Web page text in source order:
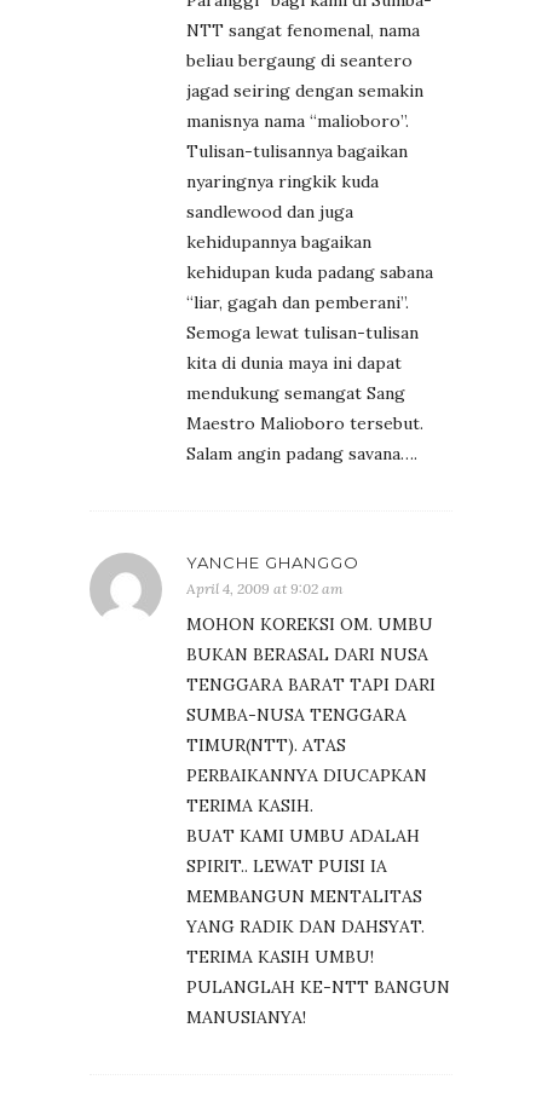
NTT sangat fenomenal, nama
beliau bergaung di seantero
jagad seiring dengan semakin
manisnya nama “malioboro”.
Tulisan-tulisannya bagaikan
nyaringnya ringkik kuda
sandlewood dan juga
kehidupannya bagaikan
kehidupan kuda padang sabana
“liar, gagah dan pemberani”.
Semoga lewat tulisan-tulisan
kita di dunia maya ini dapat
mendukung semangat Sang
Maestro Malioboro tersebut.
Salam angin padang savana….
YANCHE GHANGGO
April 4, 2009 at 9:02 am
MOHON KOREKSI OM. UMBU
BUKAN BERASAL DARI NUSA
TENGGARA BARAT TAPI DARI
SUMBA-NUSA TENGGARA
TIMUR(NTT). ATAS
PERBAIKANNYA DIUCAPKAN
TERIMA KASIH.
BUAT KAMI UMBU ADALAH
SPIRIT.. LEWAT PUISI IA
MEMBANGUN MENTALITAS
YANG RADIK DAN DAHSYAT.
TERIMA KASIH UMBU!
PULANGLAH KE-NTT BANGUN
MANUSIANYA!